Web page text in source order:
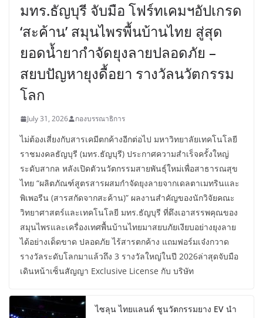
มทร.ธัญบุรี จับมือ โฟร์ทเคมฯอัปเกรด
‘สะค้าน’ สมุนไพรพื้นบ้านไทย สู่สุด
ยอดน้ำยากำจัดยุงลายปลอดภัย –
สยบปัญหายุงดื้อยา รางวัลนวัตกรรม
โลก
July 31, 2026 กองบรรณาธิการ
ไม่ต้องเสี่ยงกับสารเคมีตกค้างอีกต่อไป มหาวิทยาลัยเทคโนโลยี
ราชมงคลธัญบุรี (มทร.ธัญบุรี) ประกาศความสำเร็จครั้งใหญ่
ระดับสากล หลังเปิดตัวนวัตกรรมสายพันธุ์ใหม่เพื่อสาธารณสุข
ไทย “ผลิตภัณฑ์สูตรสารผสมกำจัดยุงลายจากเดลตาเมทรินและ
พิเพอรีน (สารสกัดจากสะค้าน)” ผลงานสำคัญของนักวิจัยคณะ
วิทยาศาสตร์และเทคโนโลยี มทร.ธัญบุรี ที่ดึงเอาสรรพคุณของ
สมุนไพรและเครื่องเทศพื้นบ้านไทยมาสยบภัยเงียบอย่างยุงลาย
ได้อย่างเด็ดขาด ปลอดภัย ไร้สารตกค้าง แถมฟอร์มเจ๋งกวาด
รางวัลระดับโลกมาแล้วถึง 3 รางวัลใหญ่ในปี 2026ล่าสุดจับมือ
เดินหน้าเซ็นสัญญา Exclusive License กับ บริษัท
ไซลุน ไทยแลนด์ ชูนวัตกรรมยาง EV นำ